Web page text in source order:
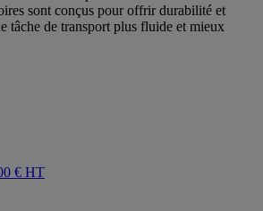
sont conçus pour offrir durabilité et
tâche de transport plus fluide et mieux
€ HT